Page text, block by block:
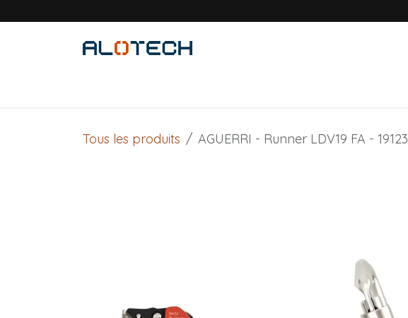
Tous les produits AGUERRI - Runner LDV19 FA - 19123